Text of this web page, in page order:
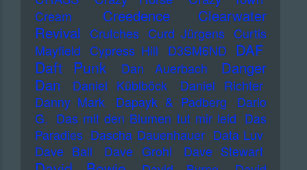
Cream
Creedence Clearwater
Revival
Crutches Curd Jürgens Curtis
Mayfield Cypress Hill D3SM6ND DAF
Daft Punk Dan Auerbach
Danger
Dan
Daniel Küblböck
Daniel Richter
Danny Mark
Dapayk & Padberg
Dario
G. Das mit den Blumen tut mir leid Das
Paradies Dascha Dauenhauer Data Luv
Dave Ball
Dave Grohl Dave Stewart